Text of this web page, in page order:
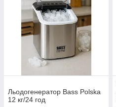
Льодогенератор Bass Polska
12 кг/24 год